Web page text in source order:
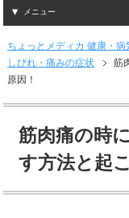
メニュー
ちょっとメディカ 健康・
しびれ・痛みの症状
筋
原因！
筋肉痛の時
す方法と起